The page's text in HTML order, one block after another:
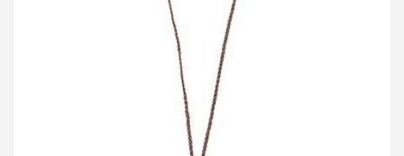
買取金額 16,800円
詳しく見る